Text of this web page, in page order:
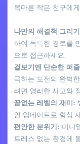
목마른 작은 친구에
나만의 해결책 그리
하여 독특한 경로를
으로 접근하세요.
겉보기엔 단순한 퍼
극하는 도전의 완벽
려면 영리한 사고와
끝없는 레벨의 재미:
인 업데이트로 항상
편안한 분위기: 미니
트레스 없는 환경에